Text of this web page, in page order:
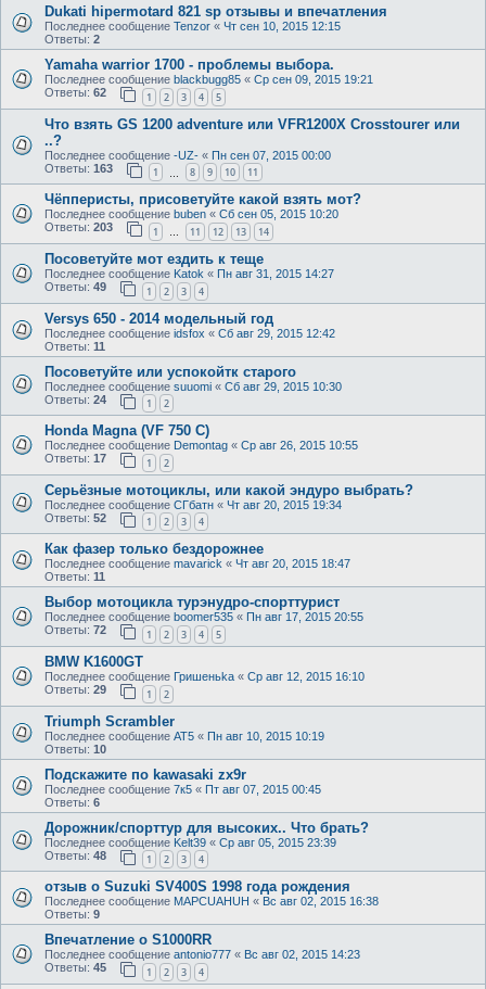
Dukati hipermotard 821 sp отзывы и впечатления
Последнее сообщение Tenzor « Чт сен 10, 2015 12:15
Ответы: 2
Yamaha warrior 1700 - проблемы выбора.
Последнее сообщение blackbugg85 « Ср сен 09, 2015 19:21
Ответы: 62 1 2 3 4 5
Что взять GS 1200 adventure или VFR1200X Crosstourer или
..?
Последнее сообщение -UZ- « Пн сен 07, 2015 00:00
Ответы: 163 1 8 9 10 11
Чёпперисты, присоветуйте какой взять мот?
Последнее сообщение buben « Сб сен 05, 2015 10:20
Ответы: 203 1 … 11 12 13 14
Посоветуйте мот ездить к теще
Последнее сообщение Katok « Пн авг 31, 2015 14:27
Ответы: 49 1 2 3 4
Versys 650 - 2014 модельный год
Последнее сообщение idsfox « Сб авг 29, 2015 12:42
Ответы: 11
Посоветуйте или успокойтк старого
Последнее сообщение suuomi « Сб авг 29, 2015 10:30
Ответы: 24 1 2
Honda Magna (VF 750 C)
Последнее сообщение Demontag « Ср авг 26, 2015 10:55
Ответы: 17 1 2
Серьёзные мотоциклы, или какой эндуро выбрать?
Последнее сообщение СГбатн « Чт авг 20, 2015 19:34
Ответы: 52 1 2 3 4
Как фазер только бездорожнее
Последнее сообщение mavarick « Чт авг 20, 2015 18:47
Ответы: 11
Выбор мотоцикла турэнудро-спорттурист
Последнее сообщение boomer535 « Пн авг 17, 2015 20:55
Ответы: 72 1 2 3 4 5
BMW K1600GT
Последнее сообщение Гришеньka « Ср авг 12, 2015 16:10
Ответы: 29 1 2
Triumph Scrambler
Последнее сообщение AT5 « Пн авг 10, 2015 10:19
Ответы: 10
Подскажите по kawasaki zx9r
Последнее сообщение 7к5 « Пт авг 07, 2015 00:45
Ответы: 6
Дорожник/спорттур для высоких.. Что брать?
Последнее сообщение Kelt39 « Ср авг 05, 2015 23:39
Ответы: 48 1 2 3 4
отзыв о Suzuki SV400S 1998 года рождения
Последнее сообщение MAPCUAHUH « Вс авг 02, 2015 16:38
Ответы: 9
Впечатление о S1000RR
Последнее сообщение antonio777 « Вс авг 02, 2015 14:23
Ответы: 45 1 2 3 4